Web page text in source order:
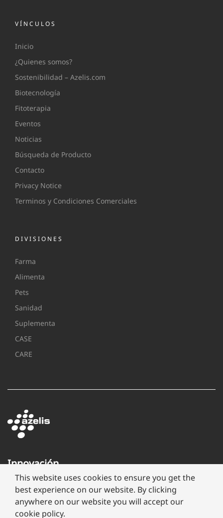
VÍNCULOS
Inicio
¿Quienes somos?
Sostenibilidad – Azelis.com
Biotecnología
Fitoterapia
Eventos
Noticias
Búsqueda de Producto
Contacto
Privacy Notice
Terminos y Condiciones Comerciales
DIVISIONES
Farma
Alimenta
Pets
Sanidad
Suplementa
CASE
CARE
Innovación
través
de
formulación
This website uses cookies to ensure you get the
best experience on our website. By clicking
anywhere on our website you will accept our
cookie policy.